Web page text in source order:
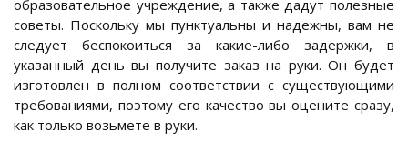
образовательное учреждение, а также дадут полезные
советы. Поскольку мы пунктуальны и надежны, вам не
следует беспокоиться за какие-либо задержки, в
указанный день вы получите заказ на руки. Он будет
изготовлен в полном соответствии с существующими
требованиями, поэтому его качество вы оцените сразу,
как только возьмете в руки.